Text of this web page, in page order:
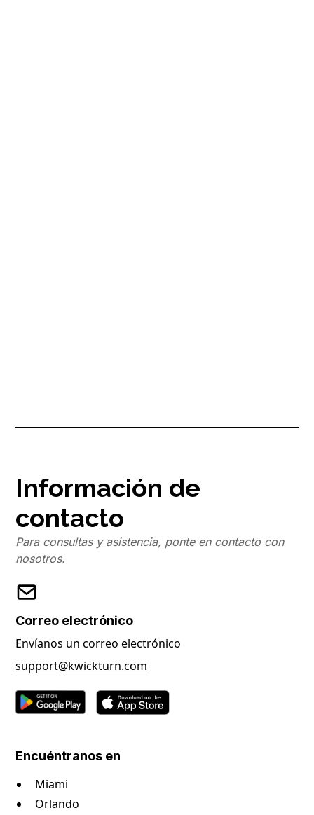
Información de
contacto
Para consultas y asistencia, ponte en contacto con
nosotros.
Correo electrónico
Envíanos un correo electrónico
support@kwickturn.com
Encuéntranos en
Miami
Orlando